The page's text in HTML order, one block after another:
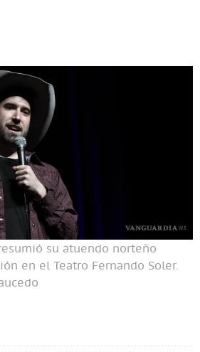
su atuendo norteño
en el Teatro Fernando Soler.